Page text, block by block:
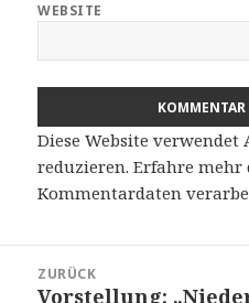
WEBSITE
Diese Website
reduzieren.Erfahre mehr
Kommentardaten
ZURÜCK
Vorheriger
Vorstellung: